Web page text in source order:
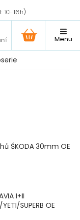
NÁKUPNÍ
KOŠÍK
ŠKODA 30mm OE
I+II
SUPERB OE